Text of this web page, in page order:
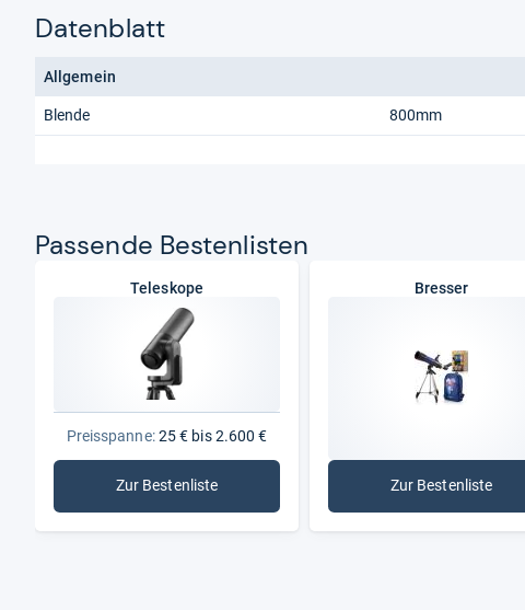
Datenblatt
Allgemein
Blende 800mm
Pas­sende Bes­ten­lis­ten
Teleskope
Preisspanne:25 € bis 2.600 €
Zur Bestenliste
: Teleskope
Bresser
Zur Bestenliste
: Bresser